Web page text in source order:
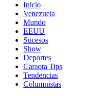
Inicio
Venezuela
Mundo
EEUU
Sucesos
Show
Deportes
Caraota Tips
Tendencias
Columnistas